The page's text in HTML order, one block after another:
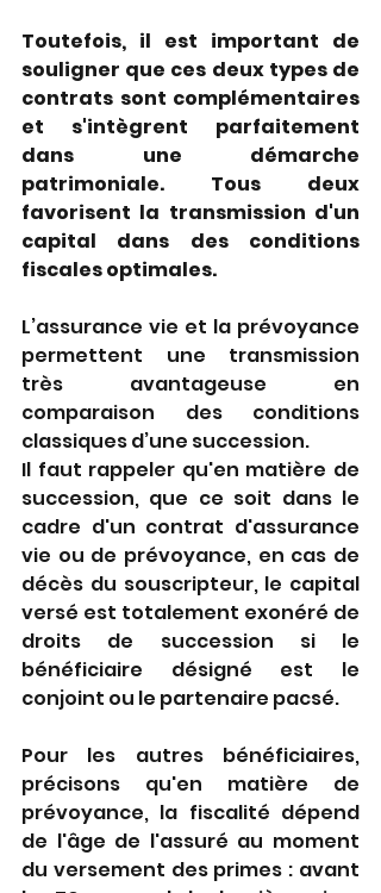
Toutefois, il est important de
souligner que ces deux types de
contrats sont complémentaires
et s'intègrent parfaitement
dans une démarche
patrimoniale. Tous deux
favorisent la transmission d'un
capital dans des conditions
fiscales optimales.
L’assurance vie et la prévoyance
permettent une transmission
très avantageuse en
comparaison des conditions
classiques d’une succession.
Il faut rappeler qu'en matière de
succession, que ce soit dans le
cadre d'un contrat d'assurance
vie ou de prévoyance, en cas de
décès du souscripteur, le capital
versé est totalement exonéré de
droits de succession si le
bénéficiaire désigné est le
conjoint ou le partenaire pacsé.
Pour les autres bénéficiaires,
précisons qu'en matière de
prévoyance, la fiscalité dépend
de l'âge de l'assuré au moment
du versement des primes : avant